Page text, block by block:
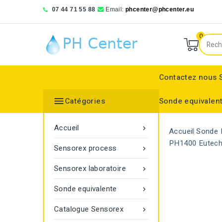
07 44 71 55 88 Email: phcenter@phcenter.eu
0
Contactez nous
Sonde
Catégories

Accueil

Sensorex process

Sensorex laboratoire

Sonde equivalente

Catalogue Sensorex
Accueil Sonde
PH1400